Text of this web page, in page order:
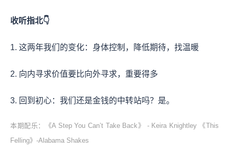
收听指北👇
1. 这两年我们的变化：身体控制，降低期待，找温暖
2. 向内寻求价值要比向外寻求，重要得多
3. 回到初心：我们还是金钱的中转站吗？是。
本期配乐：《A Step You Can’t Take Back》 - Keira Knightley 《This
Felling》-Alabama Shakes